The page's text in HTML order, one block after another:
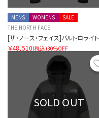
SALE
MENS
WOMENS
THE NORTH FACE
￥48,510(税込)30%OFF
SOLD OUT